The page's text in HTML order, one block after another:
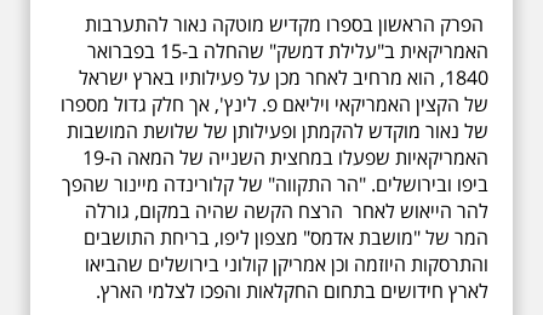
הפרק הראשון בספרו מקדיש מוטקה נאור להתערבות
האמריקאית ב"עלילת דמשק" שהחלה ב-15 בפברואר
1840, הוא מרחיב לאחר מכן על פעילותיו בארץ ישראל
של הקצין האמריקאי ויליאם פ. לינץ', אך חלק גדול מספרו
של נאור מוקדש להקמתן ופעילותן של שלושת המושבות
האמריקאיות שפעלו במחצית השנייה של המאה ה-19
ביפו ובירושלים. "הר התקווה" של קלורינדה מיינור שהפך
להר הייאוש לאחר הרצח הקשה שהיה במקום, גורלה
המר של "מושבת אדמס" מצפון ליפו, בריחת התושבים
והתרסקות היוזמה וכן אמריקן קולוני בירושלים שהביאו
לארץ חידושים בתחום החקלאות והפכו לצלמי הארץ.